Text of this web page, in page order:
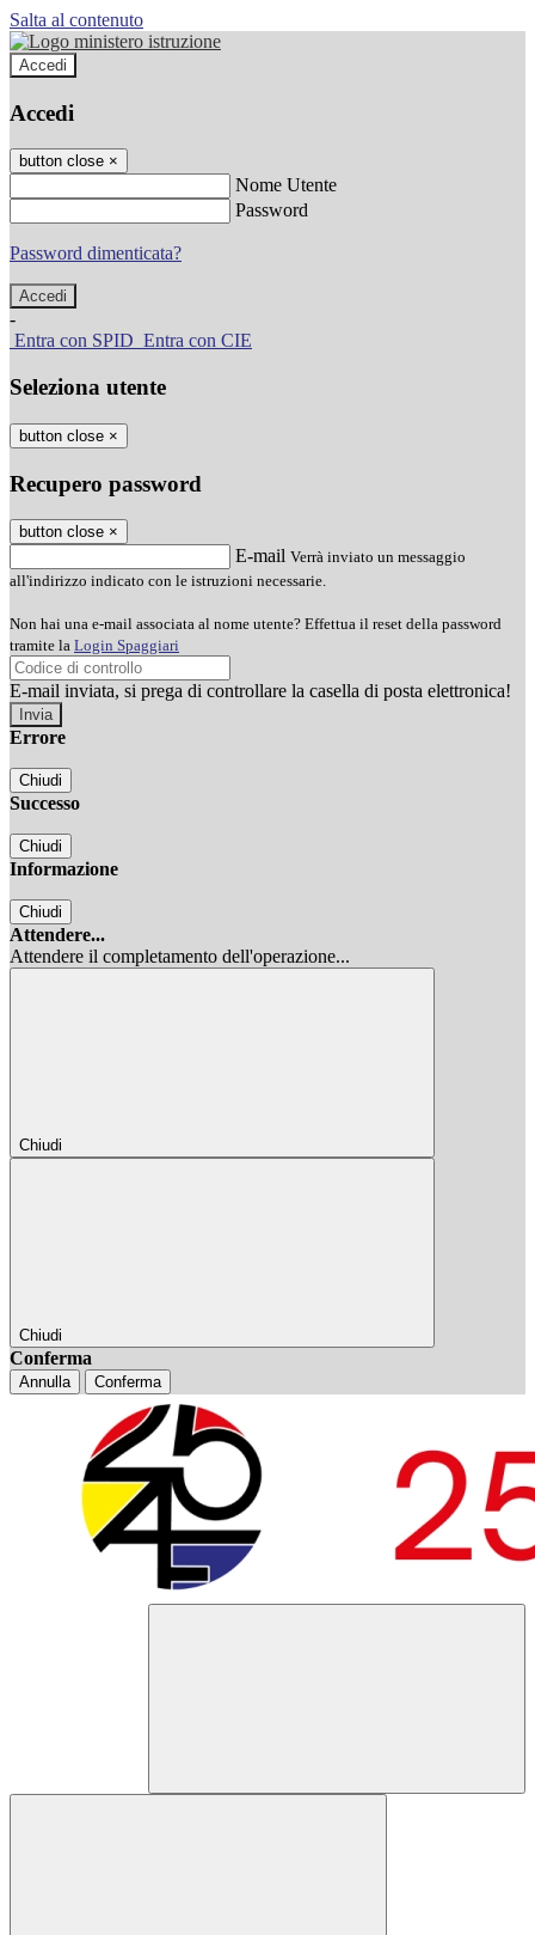
Salta al contenuto
Accedi
Accedi
button close ×
Nome Utente
Password
Password dimenticata?
-
Entra con SPID Entra con CIE
Seleziona utente
button close ×
Recupero password
button close ×
E-mail Verrà inviato un messaggio
all'indirizzo indicato con le istruzioni necessarie.
Non hai una e-mail associata al nome utente? Effettua il reset della password
tramite la Login Spaggiari
E-mail inviata, si prega di controllare la casella di posta elettronica!
Errore
Chiudi
Successo
Chiudi
Informazione
Chiudi
Attendere...
Attendere il completamento dell'operazione...
Chiudi
Chiudi
Conferma
Annulla Conferma